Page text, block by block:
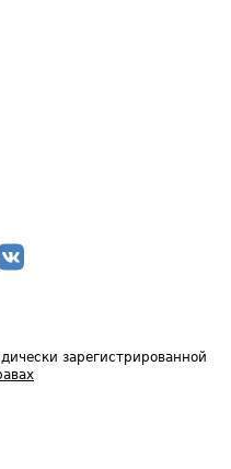
зарегистрированной